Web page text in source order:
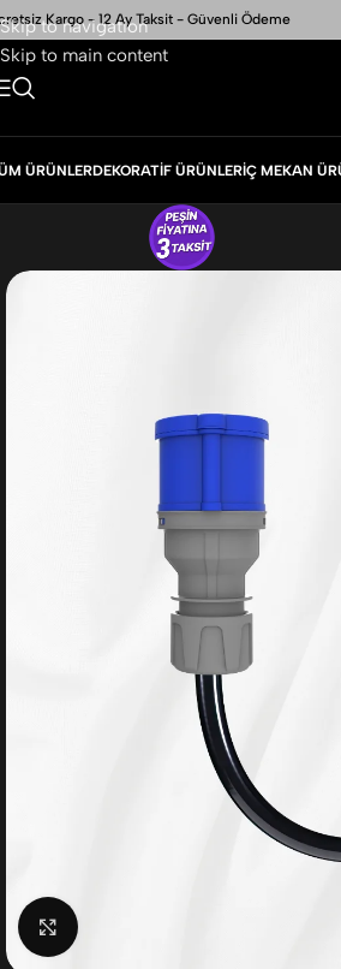
Skip to navigation
Skip to main content
Kargo - 12 Ay Taksit - Güvenli Ödeme
ÜRÜNLERDEKORATIF ÜRÜNLERİÇ MEKAN